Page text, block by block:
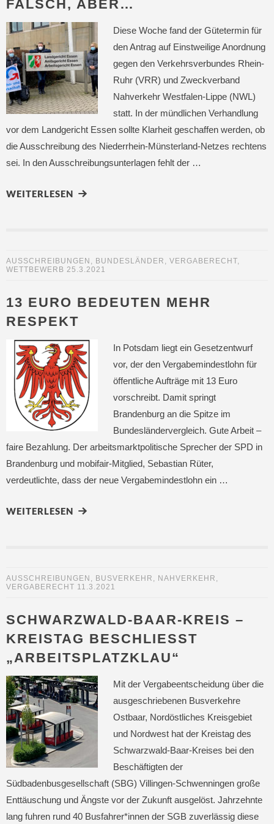
FALSCH, ABER…
Diese Woche fand der Gütetermin für
den Antrag auf Einstweilige Anordnung
gegen den Verkehrsverbundes Rhein-
Ruhr (VRR) und Zweckverband
Nahverkehr Westfalen-Lippe (NWL)
statt. In der mündlichen Verhandlung
vor dem Landgericht Essen sollte Klarheit geschaffen werden, ob
die Ausschreibung des Niederrhein-Münsterland-Netzes rechtens
sei. In den Ausschreibungsunterlagen fehlt der …
WEITERLESEN
AUSSCHREIBUNGEN , BUNDESLÄNDER , VERGABERECHT,
WETTBEWERB 25.3.2021
13 EURO BEDEUTEN MEHR
RESPEKT
In Potsdam liegt ein Gesetzentwurf
vor, der den Vergabemindestlohn für
öffentliche Aufträge mit 13 Euro
vorschreibt. Damit springt
Brandenburg an die Spitze im
Bundesländervergleich. Gute Arbeit –
faire Bezahlung. Der arbeitsmarktpolitische Sprecher der SPD in
Brandenburg und mobifair-Mitglied, Sebastian Rüter,
verdeutlichte, dass der neue Vergabemindestlohn ein …
WEITERLESEN
AUSSCHREIBUNGEN , BUSVERKEHR , NAHVERKEHR ,
VERGABERECHT 11.3.2021
SCHWARZWALD-BAAR-KREIS –
KREISTAG BESCHLIESST „
ARBEITSPLATZKLAU“
Mit der Vergabeentscheidung über die
ausgeschriebenen Busverkehre
Ostbaar, Nordöstliches Kreisgebiet
und Nordwest hat der Kreistag des
Schwarzwald-Baar-Kreises bei den
Beschäftigten der
Südbadenbusgesellschaft (SBG) Villingen-Schwenningen große
Enttäuschung und Ängste vor der Zukunft ausgelöst. Jahrzehnte
lang fuhren rund 40 Busfahrer*innen der SGB zuverlässig diese